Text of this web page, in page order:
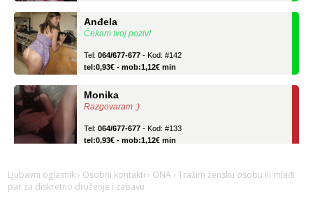
Čekam tvoj poziv!
tel:0,93€ - mob:1,12€ min
Razgovaram :)
tel:0,93€ - mob:1,12€ min
Obavijesti me kada se oslobodi
Zara
Čekam tvoj poziv!
Ljubavni oglasnik › Osobni kontakti › ONA › Tražim žensku osobu ili mlađi
par za diskretno druženje i zabavu